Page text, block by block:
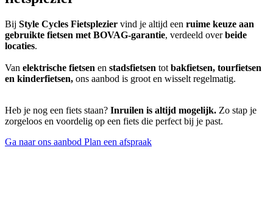
Bij Style Cycles Fietsplezier vind je altijd een ruime keuze aan
gebruikte fietsen met BOVAG-garantie, verdeeld overbeide
locaties.
Van elektrische fietsen en stadsfietsen tot bakfietsen, tourfietsen
en kinderfietsen, ons aanbod is groot en wisselt regelmatig.
Heb je nog een fiets staan? Inruilen is altijd mogelijk. Zo stap je
zorgeloos en voordelig op een fiets die perfect bij je past.
Ga naar ons aanbod Plan een afspraak